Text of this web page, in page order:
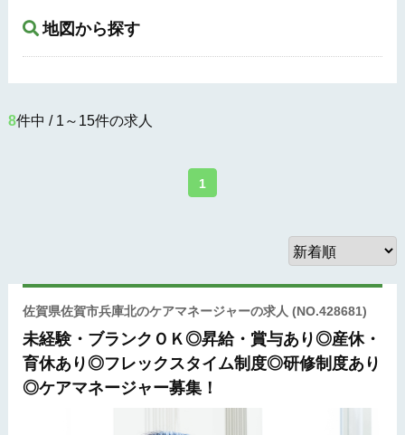
地図から探す
8件中 / 1～15件の求人
1
佐賀県佐賀市兵庫北のケアマネージャーの求人 (NO.428681)
未経験・ブランクＯＫ◎昇給・賞与あり◎産休・
育休あり◎フレックスタイム制度◎研修制度あり
◎ケアマネージャー募集！